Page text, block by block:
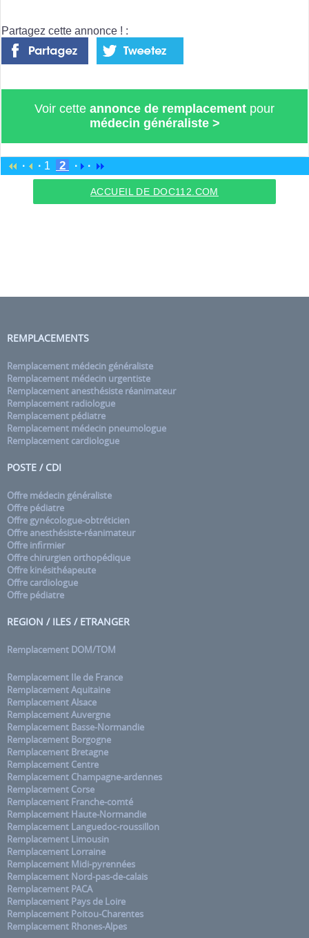
Partagez cette annonce ! :
Voir cette annonce de remplacement pour
médecin généraliste>
· · 1 2 · ·
ACCUEIL DE DOC112.COM
REMPLACEMENTS
Remplacement médecin généraliste
Remplacement médecin urgentiste
Remplacement anesthésiste réanimateur
Remplacement radiologue
Remplacement pédiatre
Remplacement médecin pneumologue
Remplacement cardiologue
POSTE / CDI
Offre médecin généraliste
Offre pédiatre
Offre gynécologue-obtréticien
Offre anesthésiste-réanimateur
Offre infirmier
Offre chirurgien orthopédique
Offre kinésithéapeute
Offre cardiologue
Offre pédiatre
REGION / ILES / ETRANGER
Remplacement DOM/TOM
Remplacement Ile de France
Remplacement Aquitaine
Remplacement Alsace
Remplacement Auvergne
Remplacement Basse-Normandie
Remplacement Borgogne
Remplacement Bretagne
Remplacement Centre
Remplacement Champagne-ardennes
Remplacement Corse
Remplacement Franche-comté
Remplacement Haute-Normandie
Remplacement Languedoc-roussillon
Remplacement Limousin
Remplacement Lorraine
Remplacement Midi-pyrennées
Remplacement Nord-pas-de-calais
Remplacement PACA
Remplacement Pays de Loire
Remplacement Poitou-Charentes
Remplacement Rhones-Alpes